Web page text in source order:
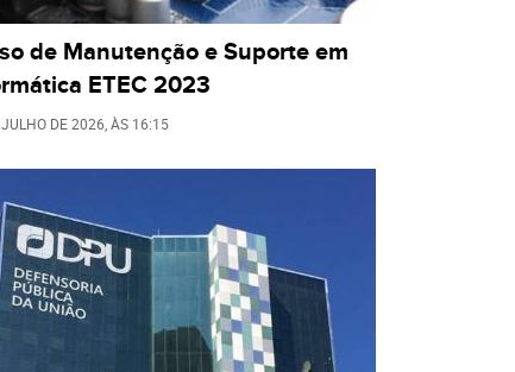
de Manutenção e Suporte em
ETEC 2023
DE 2026 , ÀS 16:15